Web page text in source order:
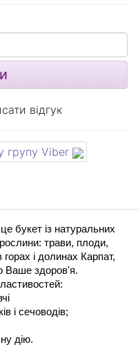
відгук
групу Viber
букет із натуральних
трави, плоди,
горах і долинах Карпат,
Ваше здоров'я.
і сечоводів;
дію.